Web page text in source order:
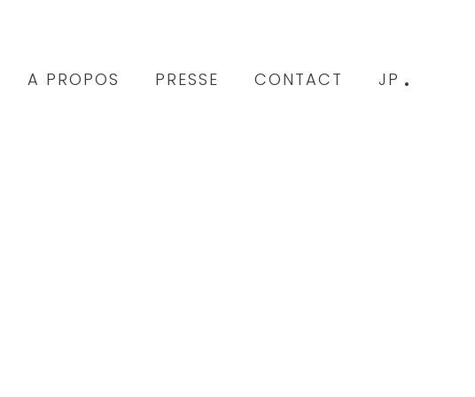
A PROPOS PRESSE CONTACT JP